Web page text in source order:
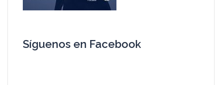
Síguenos en Facebook